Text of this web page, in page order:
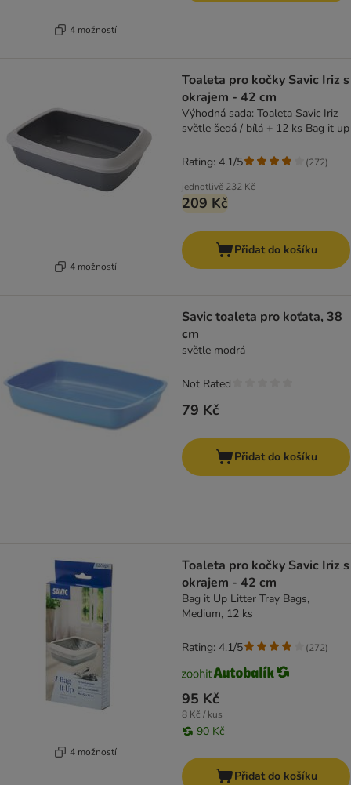
4 možností
4 možností
Toaleta pro kočky Savic Iriz s
okrajem - 42 cm
Výhodná sada: Toaleta Savic Iriz
světle šedá / bílá + 12 ks Bag it up
jednotlivě 232 Kč
209 Kč
Rating: 4.1/5 (272)
Přidat do košíku
Savic toaleta pro koťata, 38
cm
světle modrá
79 Kč
Not Rated
Přidat do košíku
4 možností
Toaleta pro kočky Savic Iriz s
okrajem - 42 cm
Bag it Up Litter Tray Bags,
Medium, 12 ks
95 Kč
8 Kč / kus
90 Kč
Rating: 4.1/5 (272)
Přidat do košíku